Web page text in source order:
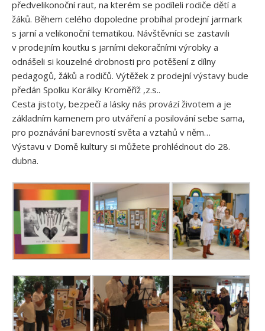
předvelikonoční raut, na kterém se podíleli rodiče dětí a
žáků. Během celého dopoledne probíhal prodejní jarmark
s jarní a velikonoční tematikou. Návštěvníci se zastavili
v prodejním koutku s jarními dekoračními výrobky a
odnášeli si kouzelné drobnosti pro potěšení z dílny
pedagogů, žáků a rodičů. Výtěžek z prodejní výstavy bude
předán Spolku Korálky Kroměříž ,z.s..
Cesta jistoty, bezpečí a lásky nás provází životem a je
základním kamenem pro utváření a posilování sebe sama,
pro poznávání barevností světa a vztahů v něm…
Výstavu v Domě kultury si můžete prohlédnout do 28.
dubna.